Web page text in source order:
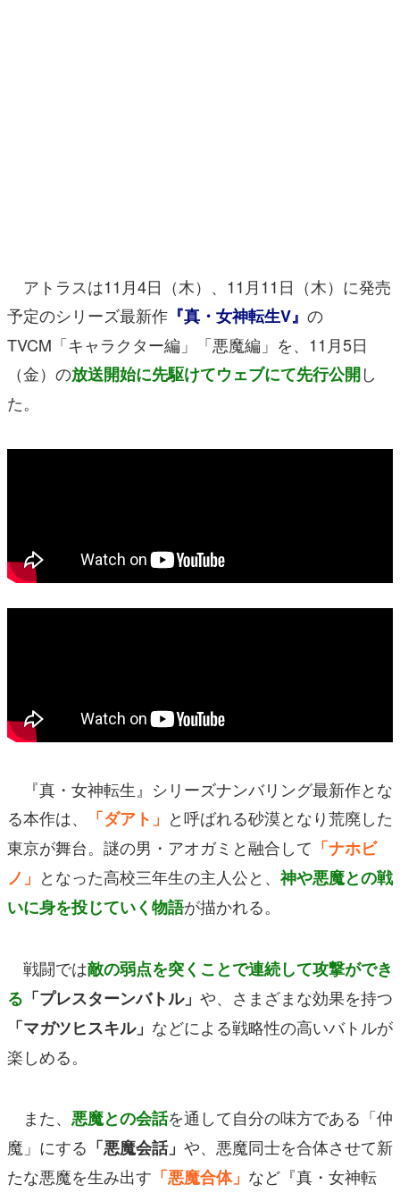
アプリレビュー
その他
電ファミニコゲーマーとは？
アトラスは11月4日（木）、11月11日（木）に発売
予定のシリーズ最新作 『真・女神転生V』 の
TVCM「キャラクター編」「悪魔編」を、11月5日
（金）の放送開始に先駆けてウェブにて先行公開し
た。
『真・女神転生』シリーズナンバリング最新作とな
る本作は、
「ダアト」 と呼ばれる砂漠となり荒廃した
東京が舞台。謎の男・アオガミと融合して 「ナホビ
ノ」 となった高校三年生の主人公と、 神や悪魔との戦
いに身を投じていく物語が描かれる。
戦闘では敵の弱点を突くことで連続して攻撃ができ
る 「プレスターンバトル」 や、さまざまな効果を持つ
「マガツヒスキル」 などによる戦略性の高いバトルが
楽しめる。
また、 悪魔との会話を通して自分の味方である「仲
魔」にする 「悪魔会話」 や、悪魔同士を合体させて新
たな悪魔を生み出す 「悪魔合体」 など『真・女神転